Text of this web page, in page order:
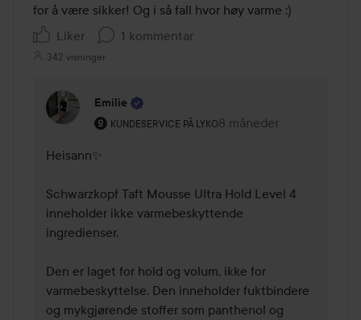
for å være sikker! Og i så fall hvor høy varme :)
Liker
1 kommentar
342 visninger
Emilie
KUNDESERVICE PÅ LYKO
Brukerens rolle: Kundeservice på Lyko.
8 måneder
Kommentaren lades 8
Heisann✨
Schwarzkopf Taft Mousse Ultra Hold Level 4
inneholder ikke varmebeskyttende
ingredienser.
Den er laget for hold og volum, ikke for
varmebeskyttelse. Den inneholder fuktbindere
og mykgjørende stoffer som panthenol og